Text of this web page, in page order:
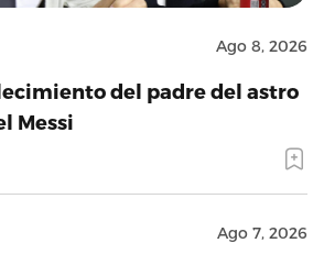
Ago 8, 2026
del padre del astro
Messi
Ago 7, 2026